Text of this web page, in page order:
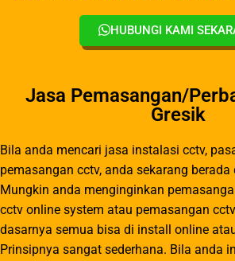
HUBUNGI KAMI
Jasa Pemasangan/
Gresik
Bila anda mencari jasa instalasi cctv,
pemasangan cctv, anda sekarang
Mungkin anda menginginkan
cctv online system atau pemasangan
dasarnya semua bisa di install online
Prinsipnya sangat sederhana. Bila anda